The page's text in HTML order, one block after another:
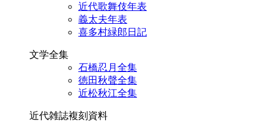
近代歌舞伎年表
義太夫年表
喜多村緑郎日記
文学全集
石橋忍月全集
徳田秋聲全集
近松秋江全集
近代雑誌複刻資料